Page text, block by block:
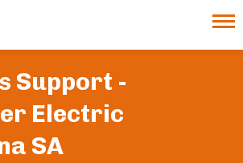
Support -
Electric
SA